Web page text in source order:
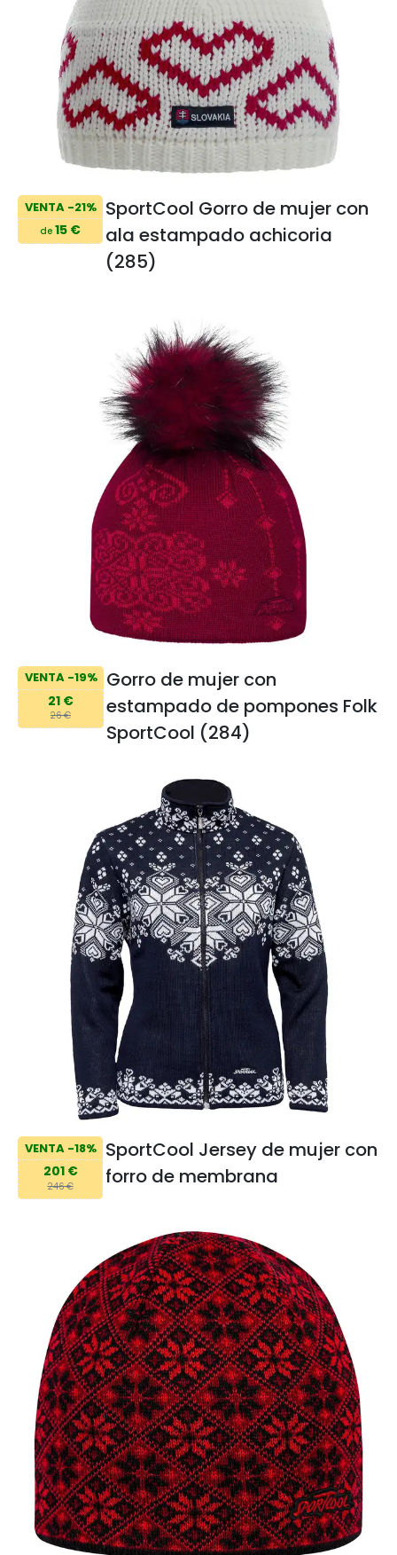
VENTA -21%
de 15 €
SportCool Gorro de mujer con
ala estampado achicoria
(285)
VENTA -19%
21 €
26 €
Gorro de mujer con
estampado de pompones Folk
SportCool (284)
VENTA -18%
201 €
246 €
SportCool Jersey de mujer con
forro de membrana